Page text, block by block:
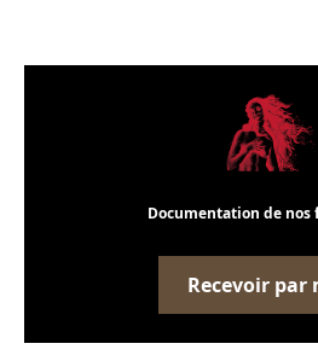
Documentation de nos
Recevoir par